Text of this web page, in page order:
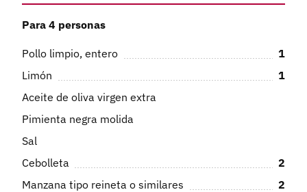
Para 4 personas
Pollo limpio, entero
1
Limón
1
Aceite de oliva virgen extra
Pimienta negra molida
Sal
Cebolleta
2
Manzana tipo reineta o similares
2